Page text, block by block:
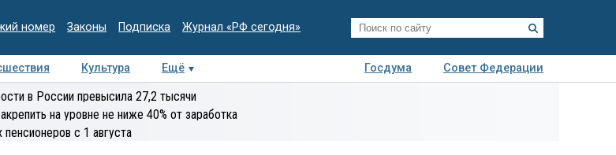
номер Законы Подписка Журнал «РФ сегодня»
Культура Ещё Госдума
Совет Федерации
Интервью Колумнисты
в России превысила 27,2 тысячи
на уровне не ниже 40% от заработка
с 1 августа